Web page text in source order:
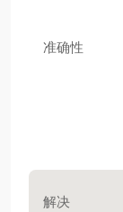
准确性
解决